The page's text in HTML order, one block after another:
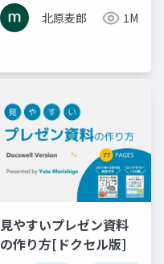
北原麦郎 1M
見やすいプレゼン資料
の作り方[ドクセル版]